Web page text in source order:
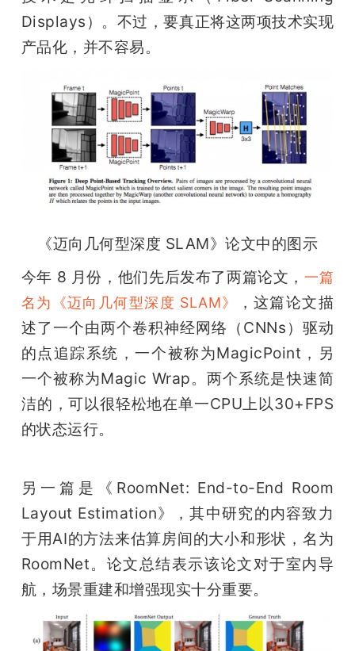
Displays）。不过，要真正将这两项技术实现
产品化，并不容易。
《迈向几何型深度 SLAM》论文中的图示
今年 8 月份，他们先后发布了两篇论文，一篇
名为《迈向几何型深度 SLAM》
，这篇论文描
述了一个由两个卷积神经网络（CNNs）驱动
的点追踪系统，一个被称为MagicPoint，另
一个被称为Magic Wrap。两个系统是快速简
洁的，可以很轻松地在单一CPU上以30+FPS
的状态运行。
另一篇是《RoomNet: End-to-End Room
Layout Estimation》，其中研究的内容致力
于用AI的方法来估算房间的大小和形状，名为
RoomNet。论文总结表示该论文对于室内导
航，场景重建和增强现实十分重要。